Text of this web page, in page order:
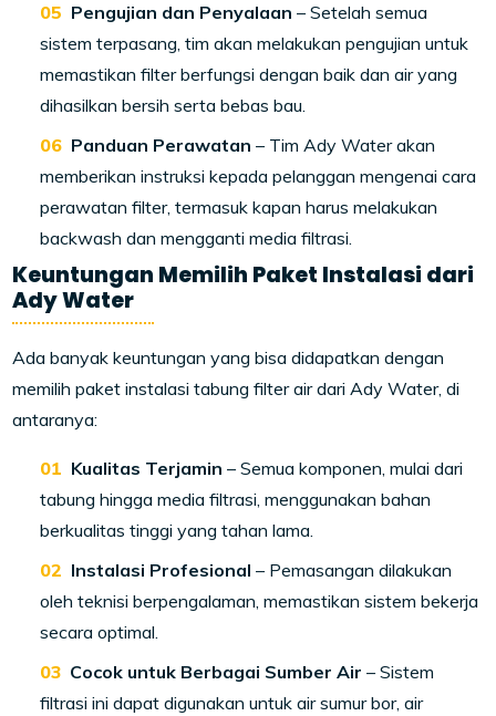
Pengujian dan Penyalaan – Setelah semua
sistem terpasang, tim akan melakukan pengujian untuk
memastikan filter berfungsi dengan baik dan air yang
dihasilkan bersih serta bebas bau.
Panduan Perawatan – Tim Ady Water akan
memberikan instruksi kepada pelanggan mengenai cara
perawatan filter, termasuk kapan harus melakukan
backwash dan mengganti media filtrasi.
Keuntungan Memilih Paket Instalasi dari
Ady Water
Ada banyak keuntungan yang bisa didapatkan dengan
memilih paket instalasi tabung filter air dari Ady Water, di
antaranya:
Kualitas Terjamin – Semua komponen, mulai dari
tabung hingga media filtrasi, menggunakan bahan
berkualitas tinggi yang tahan lama.
Instalasi Profesional – Pemasangan dilakukan
oleh teknisi berpengalaman, memastikan sistem bekerja
secara optimal.
Cocok untuk Berbagai Sumber Air – Sistem
filtrasi ini dapat digunakan untuk air sumur bor, air